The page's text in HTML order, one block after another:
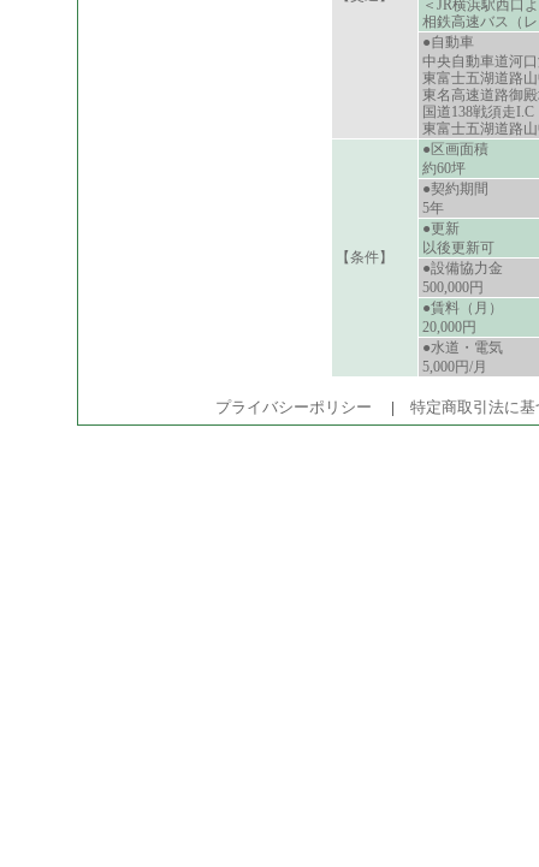
＜JR横浜駅西口
相鉄高速バス（
●自動車
中央自動車道河
東富士五湖道路
東名高速道路御
国道138戦須走I.C
東富士五湖道路
【条件】
●区画面積
約60坪
●契約期間
5年
●更新
以後更新可
●設備協力金
500,000円
●賃料（月）
20,000円
●水道・電気
5,000円/月
プライバシーポリシー | 特定商取引法に基